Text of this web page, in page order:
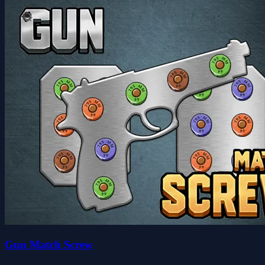
Gun Match Screw